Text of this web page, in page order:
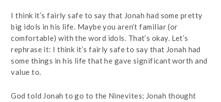
I think it’s fairly safe to say that Jonah had some pretty
big idols in his life. Maybe you aren’t familiar (or
comfortable) with the word idols. That’s okay. Let’s
rephrase it: I think it’s fairly safe to say that Jonah had
some things in his life that he gave significant worth and
value to.
God told Jonah to go to the Ninevites; Jonah thought